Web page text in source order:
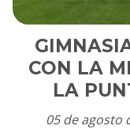
CON LA
LA
05 de agosto